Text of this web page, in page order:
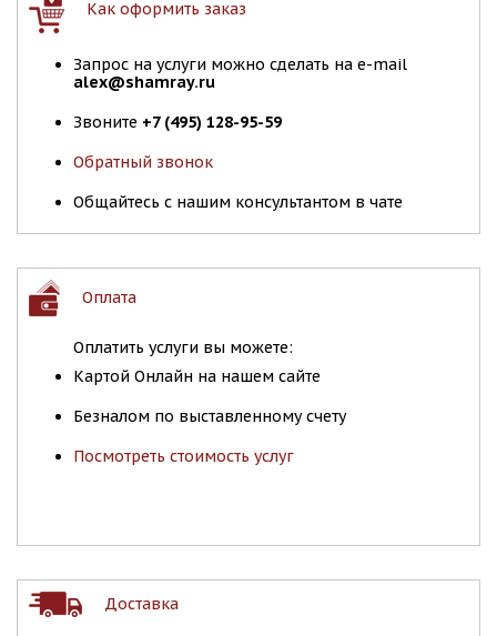
Как оформить заказ
Запрос на услуги можно сделать на e-mail
alex@shamray.ru
Звоните +7 (495) 128-95-59
Обратный звонок
Общайтесь с нашим консультантом в чате
Оплата
Оплатить услуги вы можете:
Картой Онлайн на нашем сайте
Безналом по выставленному счету
Посмотреть стоимость услуг
Доставка